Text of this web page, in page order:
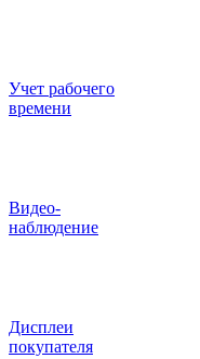
Учет рабочего
времени
Видео‑
наблюдение
Дисплеи
покупателя